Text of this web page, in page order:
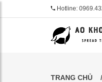
Hotline:
TRANG CHỦ